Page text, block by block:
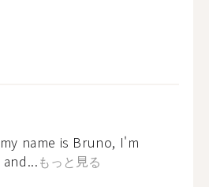
name is Bruno, I'm
もっと見る